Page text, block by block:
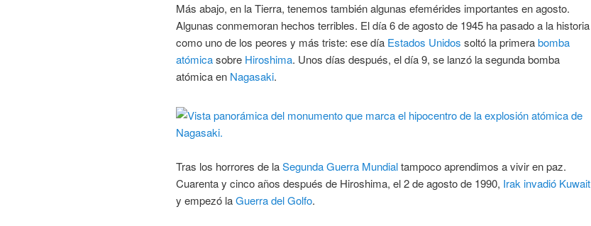
Más abajo, en la Tierra, tenemos también algunas efemérides importantes en agosto.
Algunas conmemoran hechos terribles. El día 6 de agosto de 1945 ha pasado a la historia
como uno de los peores y más triste: ese día Estados Unidos soltó la primerabomba
atómicasobre Hiroshima. Unos días después, el día 9, se lanzó la segunda bomba
atómica en Nagasaki.
Tras los horrores de laSegunda Guerra Mundialtampoco aprendimos a vivir en paz.
Cuarenta y cinco años después de Hiroshima, el 2 de agosto de 1990, Irak invadió Kuwait
y empezó laGuerra del Golfo.